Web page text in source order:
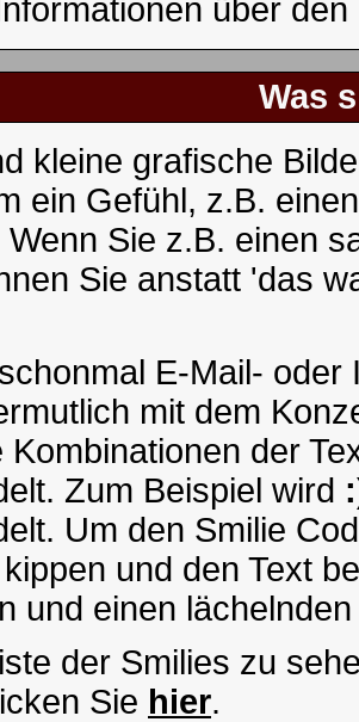
über
Was
kleine grafische
ein Gefühl, z.B.
Sie z.B. einen
Sie anstatt 'das
E-Mail-
mit dem
Kombinationen der
Zum Beispiel wird
Um den Smilie
und den Text
und einen
der Smilies zu
Sie hier.